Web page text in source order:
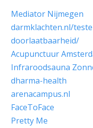
Mediator Nijmegen
darmklachten.nl/
doorlaatbaarheid/
Acupunctuur
Infraroodsauna
dharma-health
arenacampus.nl
FaceToFace
Pretty Me